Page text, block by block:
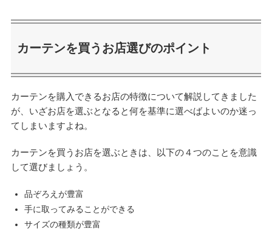
カーテンを買うお店選びのポイント
カーテンを購入できるお店の特徴について解説してきました
が、いざお店を選ぶとなると何を基準に選べばよいのか迷っ
てしまいますよね。
カーテンを買うお店を選ぶときは、以下の４つのことを意識
して選びましょう。
品ぞろえが豊富
手に取ってみることができる
サイズの種類が豊富